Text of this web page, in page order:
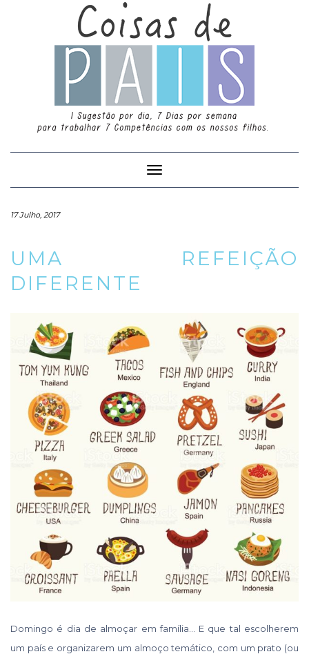
Toggle
Navigation
17 Julho, 2017
UMA REFEIÇÃO
DIFERENTE
Domingo é dia de almoçar em família… E que tal escolherem
um país e organizarem um almoço temático, com um prato (ou